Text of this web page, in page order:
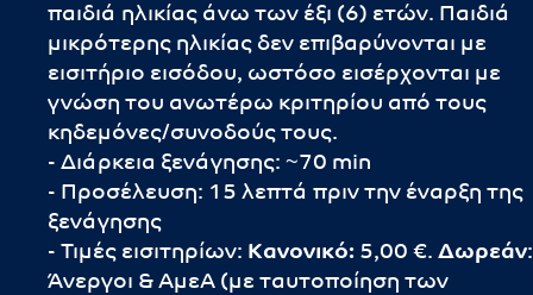
παιδιά ηλικίας άνω των έξι (6) ετών. Παιδιά
μικρότερης ηλικίας δεν επιβαρύνονται με
εισιτήριο εισόδου, ωστόσο εισέρχονται με
γνώση του ανωτέρω κριτηρίου από τους
κηδεμόνες/συνοδούς τους.
- Διάρκεια ξενάγησης: ~70 min
- Προσέλευση: 15 λεπτά πριν την έναρξη της
ξενάγησης
- Τιμές εισιτηρίων: Κανονικό: 5,00 €. Δωρεάν:
Άνεργοι & ΑμεΑ (με ταυτοποίηση των